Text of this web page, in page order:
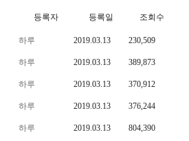
등록자 등록일 조회수
하루 2019.03.13 230,509
하루 2019.03.13 389,873
하루 2019.03.13 370,912
하루 2019.03.13 376,244
하루 2019.03.13 804,390